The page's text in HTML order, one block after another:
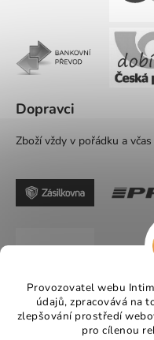
Provozovatel webu
údajů, zpracovává na
zlepšování prostředí
pro cílenou
Dopravci
Zboží vždy v pořádku a včas